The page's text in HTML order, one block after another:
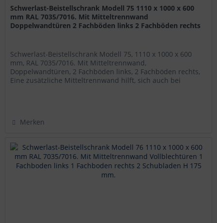
Schwerlast-Beistellschrank Modell 75 1110 x 1000 x 600
mm RAL 7035/7016. Mit Mitteltrennwand
Doppelwandtüren 2 Fachböden links 2 Fachböden rechts
Schwerlast-Beistellschrank Modell 75, 1110 x 1000 x 600
mm, RAL 7035/7016. Mit Mitteltrennwand,
Doppelwandtüren, 2 Fachböden links, 2 Fachböden rechts,
Eine zusätzliche Mitteltrennwand hilft, sich auch bei
Merken